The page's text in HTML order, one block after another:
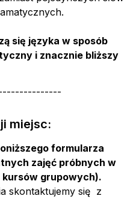
się języka w sposób
i znacznie bliższy
miejsc:
formularza
zajęć próbnych w
grupowych).
skontaktujemy się  z